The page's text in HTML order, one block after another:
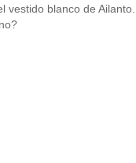
vestido blanco de Ailanto...